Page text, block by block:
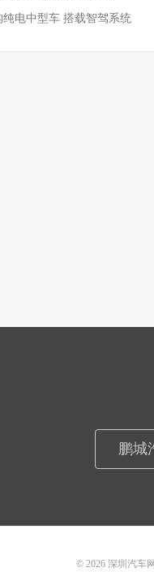
纯电中型车 搭载智驾系统
鹏城
© 2026 深圳汽车网